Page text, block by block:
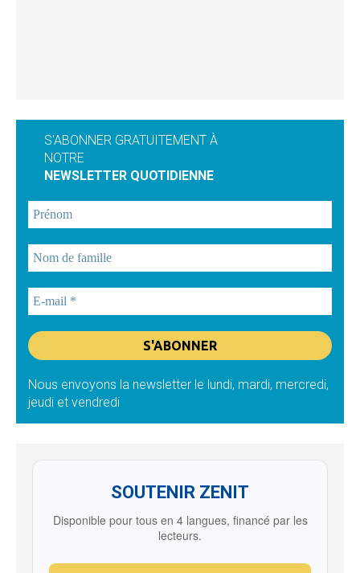
S'ABONNER GRATUITEMENT À
NOTRE
NEWSLETTER QUOTIDIENNE
Nous envoyons la newsletter le lundi, mardi, mercredi,
jeudi et vendredi
SOUTENIR ZENIT
Disponible pour tous en 4 langues, financé par les
lecteurs.